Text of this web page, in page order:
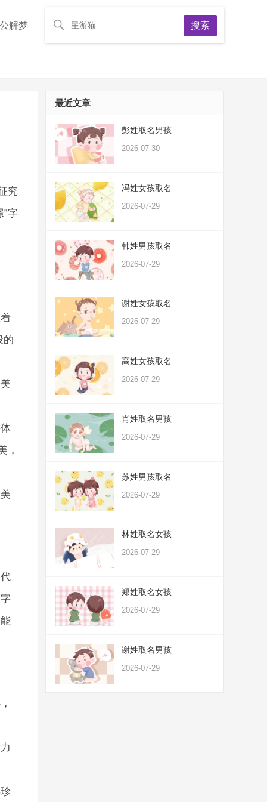
解梦 搜索
究
”字
的
，
最近文章
彭姓取名男孩
2026-07-30
冯姓女孩取名
2026-07-29
韩姓男孩取名
2026-07-29
谢姓女孩取名
2026-07-29
高姓女孩取名
2026-07-29
肖姓取名男孩
2026-07-29
苏姓男孩取名
2026-07-29
林姓取名女孩
2026-07-29
郑姓取名女孩
2026-07-29
谢姓取名男孩
2026-07-29